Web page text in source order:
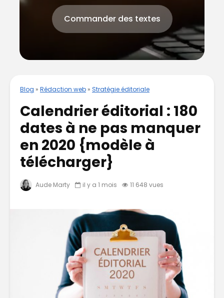
Commander des textes
Blog » Rédaction web » Stratégie éditoriale
Calendrier éditorial : 180
dates à ne pas manquer
en 2020 {modèle à
télécharger}
Aude Marty il y a 1 mois 11 648 vues